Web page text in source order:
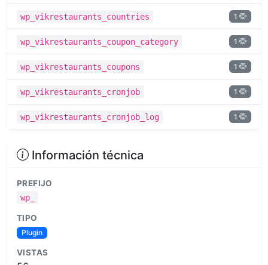
wp_vikrestaurants_countries 1
wp_vikrestaurants_coupon_category 1
wp_vikrestaurants_coupons 1
wp_vikrestaurants_cronjob 1
wp_vikrestaurants_cronjob_log 1
Información técnica
PREFIJO
wp_
TIPO
Plugin
VISTAS